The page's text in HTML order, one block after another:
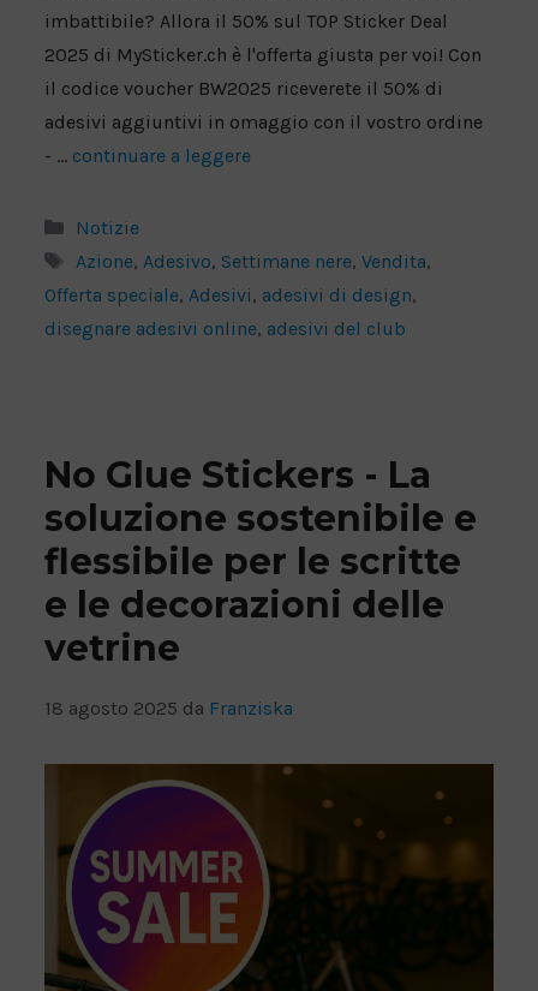
imbattibile? Allora il 50% sul TOP Sticker Deal
2025 di MySticker.ch è l'offerta giusta per voi! Con
il codice voucher BW2025 riceverete il 50% di
adesivi aggiuntivi in omaggio con il vostro ordine
- ... continuare a leggere
Categorie
Notizie
Tag
Azione, Adesivo, Settimane nere, Vendita,
Offerta speciale, Adesivi, adesivi di design,
disegnare adesivi online, adesivi del club
No Glue Stickers - La
soluzione sostenibile e
flessibile per le scritte
e le decorazioni delle
vetrine
18 agosto 2025 da Franziska